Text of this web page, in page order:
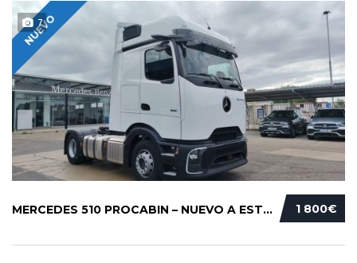
NUEVO
7
1 800€
MERCEDES 510 PROCABIN – NUEVO A ESTRENAR